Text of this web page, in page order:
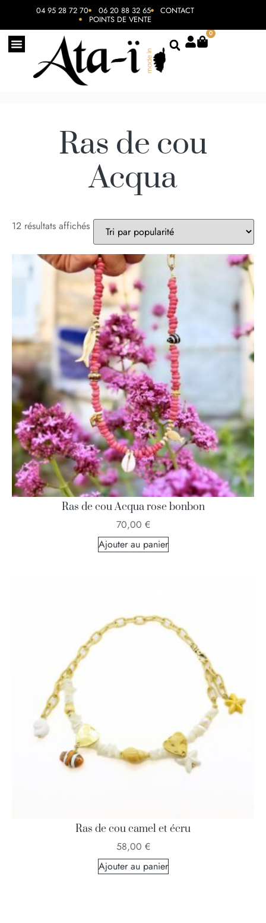
04 95 28 72 70 06 20 88 32 65 CONTACT
POINTS DE VENTE
0
Ras de cou
Acqua
12 résultats affichés
Ras de cou Acqua rose bonbon
70,00 €
Ajouter au panier
Ras de cou camel et écru
58,00 €
Ajouter au panier